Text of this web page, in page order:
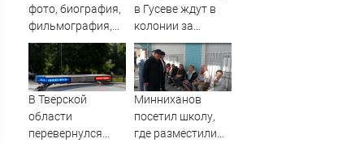
фото, биография,
фильмография,
новости - Вокруг
в Гусеве ждут в
колонии за
нападение на
полицейскую
В Тверской
области
перевернулся
Минниханов
посетил школу,
где разместили